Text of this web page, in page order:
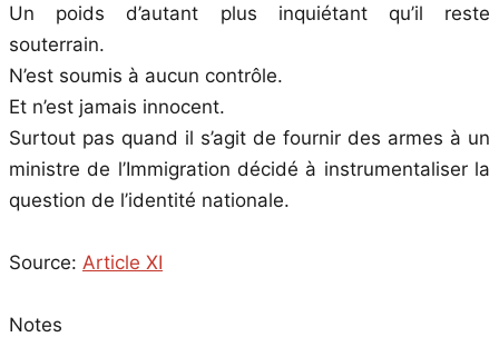
Un poids d’autant plus inquiétant qu’il reste
souterrain.
N’est soumis à aucun contrôle.
Et n’est jamais innocent.
Surtout pas quand il s’agit de fournir des armes à un
ministre de l’Immigration décidé à instrumentaliser la
question de l’identité nationale.
Source: Article XI
Notes